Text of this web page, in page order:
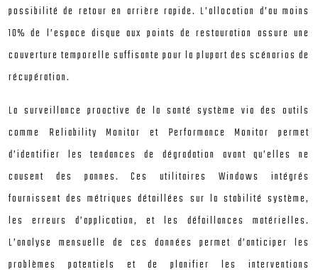
possibilité de retour en arrière rapide. L’allocation d’au moins
10% de l’espace disque aux points de restauration assure une
couverture temporelle suffisante pour la plupart des scénarios de
récupération.
La surveillance proactive de la santé système via des outils
comme Reliability Monitor et Performance Monitor permet
d’identifier les tendances de dégradation avant qu’elles ne
causent des pannes. Ces utilitaires Windows intégrés
fournissent des métriques détaillées sur la stabilité système,
les erreurs d’application, et les défaillances matérielles.
L’analyse mensuelle de ces données permet d’anticiper les
problèmes potentiels et de planifier les interventions